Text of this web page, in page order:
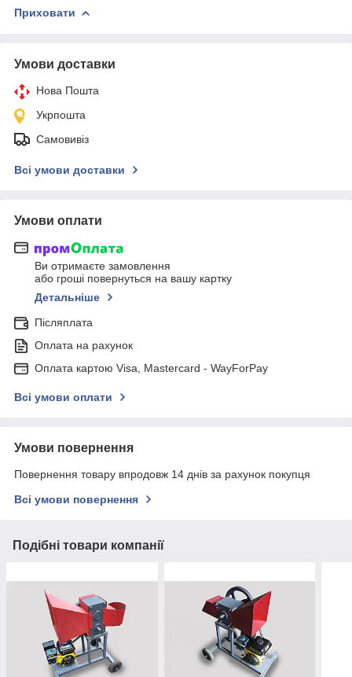
Приховати
Умови доставки
Нова Пошта
Укрпошта
Самовивіз
Всі умови доставки
Умови оплати
Ви отримаєте замовлення
або гроші повернуться на вашу картку
Детальніше
Післяплата
Оплата на рахунок
Оплата картою Visa, Mastercard - WayForPay
Всі умови оплати
Умови повернення
Повернення товару впродовж 14 днів за рахунок покупця
Всі умови повернення
Подібні товари компанії